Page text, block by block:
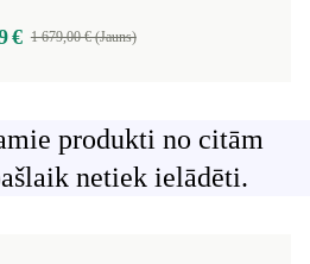
€ 1 679,00 € (Jauns)
produkti no citām
netiek ielādēti.